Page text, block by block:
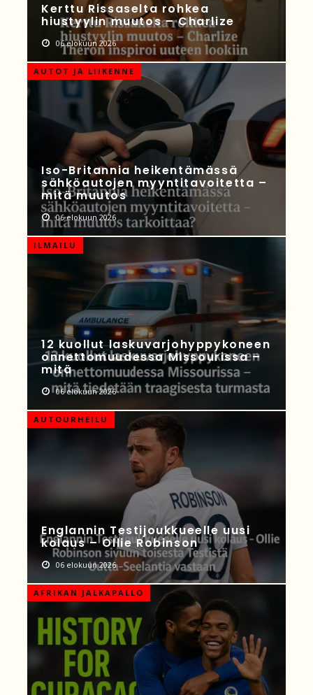
Kerttu Rissaselta rohkea
hiustyylin muutos – Charlize
06 elokuun 2026
AUTOT JA LIIKENNE
Iso-Britannia heikentämässä
sähköautojen myyntitavoitetta –
mitä muutos
06 elokuun 2026
ILMAILU
12 kuollut laskuvarjohyppykoneen
onnettomuudessa Missourissa –
mitä
06 elokuun 2026
AUTOURHEILU
Englannin Testijoukkueelle uusi
kolaus – Ollie Robinson
06 elokuun 2026
AFRIKAN JALKAPALLO